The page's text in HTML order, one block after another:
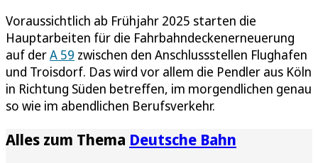
Voraussichtlich ab Frühjahr 2025 starten die
Hauptarbeiten für die Fahrbahndeckenerneuerung
auf derA 59 zwischen den Anschlussstellen Flughafen
und Troisdorf. Das wird vor allem die Pendler aus Köln
in Richtung Süden betreffen, im morgendlichen genau
so wie im abendlichen Berufsverkehr.
Alles zum Thema Deutsche Bahn